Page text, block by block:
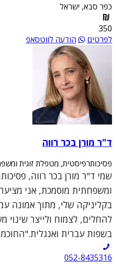
כפר סבא, ישראל
350
לפרטים
הודעה לווטסאפ
ד"ר מורן בכר רווה
פסיכותרפיסטית, מטפלת זוגית
שמי ד"ר מורן בכר רווה,
ומשפחתית מוסמכת, אני
בקליניקה שלי, מתוך אמונה
להחלים, לצמוח ולייצר שינוי
בשפות עברית
052-8435316